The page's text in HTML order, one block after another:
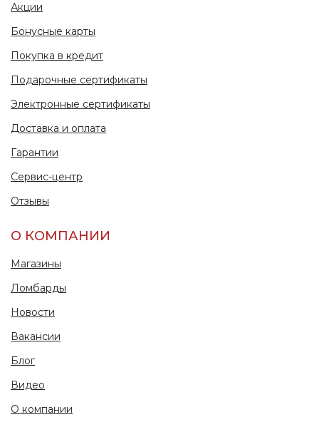
Акции
Бонусные карты
Покупка в кредит
Подарочные сертификаты
Электронные сертификаты
Доставка и оплата
Гарантии
Сервис-центр
Отзывы
О КОМПАНИИ
Магазины
Ломбарды
Новости
Вакансии
Блог
Видео
О компании